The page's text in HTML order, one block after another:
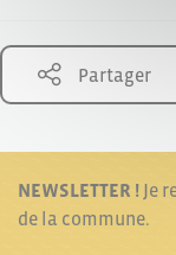
Partager
NEWSLETTER ! Je
de la commune.